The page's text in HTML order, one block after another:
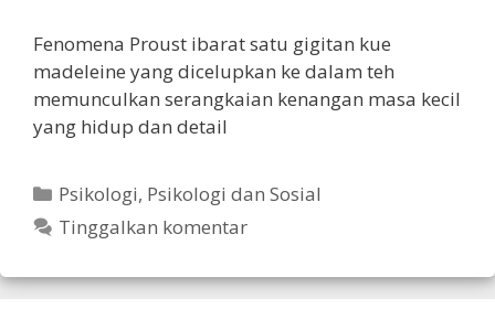
Fenomena Proust ibarat satu gigitan kue
madeleine yang dicelupkan ke dalam teh
memunculkan serangkaian kenangan masa kecil
yang hidup dan detail
Kategori
Psikologi, Psikologi dan Sosial
Tinggalkan komentar